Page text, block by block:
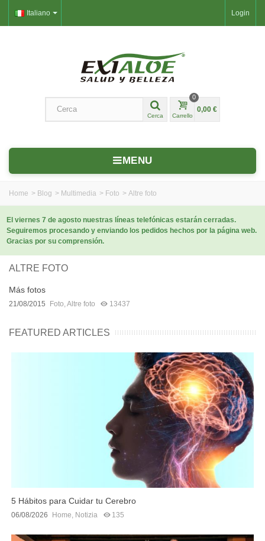
Login
Italiano
Cerca Carrello
0
0,00 €
MENU
Home > Blog > Multimedia > Foto > Altre foto
El viernes 7 de agosto nuestras líneas telefónicas estarán cerradas.
Seguiremos procesando y enviando los pedidos hechos por la página web.
Gracias por su comprensión.
ALTRE FOTO
Más fotos
21/08/2015 Foto,Altre foto 13437
FEATURED ARTICLES
5 Hábitos para Cuidar tu Cerebro
06/08/2026 Home Notizia 135